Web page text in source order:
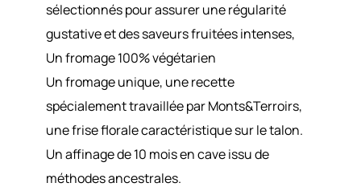
sélectionnés pour assurer une régularité
gustative et des saveurs fruitées intenses,
Un fromage 100% végétarien
Un fromage unique, une recette
spécialement travaillée par Monts&Terroirs,
une frise florale caractéristique sur le talon.
Un affinage de 10 mois en cave issu de
méthodes ancestrales.